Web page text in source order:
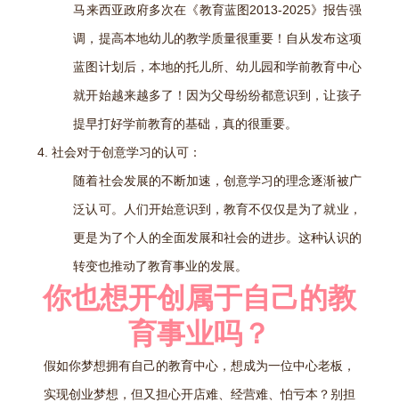
马来西亚政府多次在《教育蓝图2013-2025》报告强
调，提高本地幼儿的教学质量很重要！自从发布这项
蓝图计划后，本地的托儿所、幼儿园和学前教育中心
就开始越来越多了！因为父母纷纷都意识到，让孩子
提早打好学前教育的基础，真的很重要。
4. 社会对于创意学习的认可：
随着社会发展的不断加速，创意学习的理念逐渐被广
泛认可。人们开始意识到，教育不仅仅是为了就业，
更是为了个人的全面发展和社会的进步。这种认识的
转变也推动了教育事业的发展。
你也想开创属于自己的教
育事业吗？
假如你梦想拥有自己的教育中心，想成为一位中心老板，
实现创业梦想，但又担心开店难、经营难、怕亏本？别担